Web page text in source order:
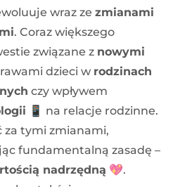
wraz ze zmianami
. Coraz większego
związane z nowymi
prawami dzieci w rodzinach
czy wpływem
📱 na relacje rodzinne.
za tymi zmianami,
fundamentalną zasadę –
nadrzędną 💖.